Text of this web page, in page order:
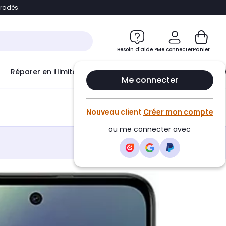
Accéder directement au chatbot
Besoin d'aide ?Me connecter
Me connecter
Nouveau client Créer mon compte
ou me connecter avec
Panier
Réparer en illimité avec Le Club Infinity
Ajouter au panier